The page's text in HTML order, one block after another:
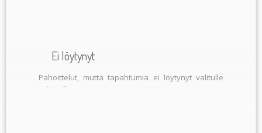
Ei löytynyt
Pahoittelut, mutta tapahtumia ei löytynyt valitulle
arkistolle